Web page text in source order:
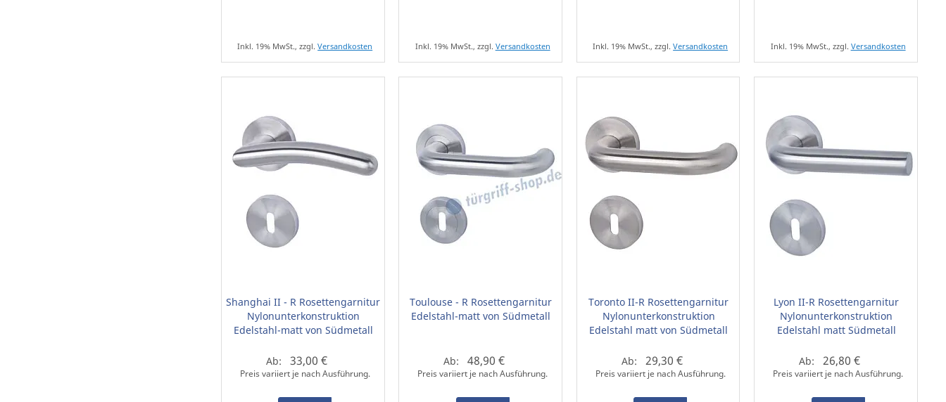
Inkl. 19% MwSt., zzgl.Versandkosten Inkl. 19% MwSt., zzgl. Versandkosten Inkl. 19% MwSt., zzgl.Versandkosten Inkl. 19% MwSt., zzgl. Versandkosten
Shanghai II - R Rosettengarnitur
Nylonunterkonstruktion
Edelstahl-matt von Südmetall
Ab: 33,00 €
Preis variiert je nach Ausführung.
Toulouse - R Rosettengarnitur
Edelstahl-matt von Südmetall
Ab: 48,90 €
Preis variiert je nach Ausführung.
Toronto II-R Rosettengarnitur
Nylonunterkonstruktion
Edelstahl matt von Südmetall
Ab: 29,30 €
Preis variiert je nach Ausführung.
Lyon II-R Rosettengarnitur
Nylonunterkonstruktion
Edelstahl matt Südmetall
Ab: 26,80 €
Preis variiert je nach Ausführung.